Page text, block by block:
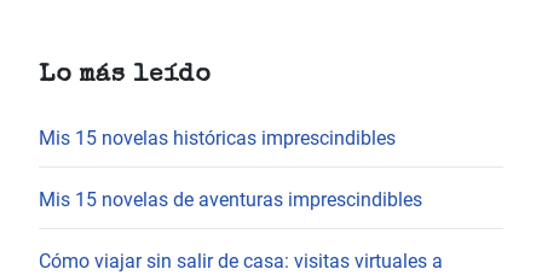
Lo más leído
Mis 15 novelas históricas imprescindibles
Mis 15 novelas de aventuras imprescindibles
Cómo viajar sin salir de casa: visitas virtuales a